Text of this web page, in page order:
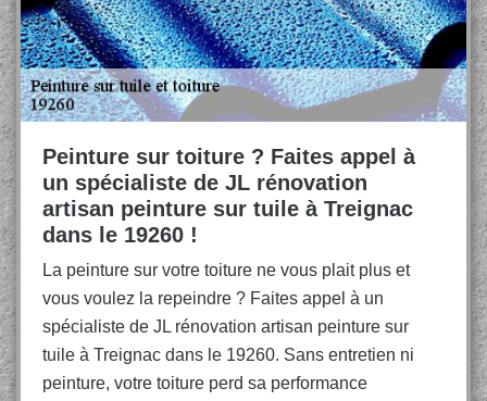
Peinture sur toiture ? Faites appel à
un spécialiste de JL rénovation
artisan peinture sur tuile à Treignac
dans le 19260 !
La peinture sur votre toiture ne vous plait plus et
vous voulez la repeindre ? Faites appel à un
spécialiste de JL rénovation artisan peinture sur
tuile à Treignac dans le 19260. Sans entretien ni
peinture, votre toiture perd sa performance